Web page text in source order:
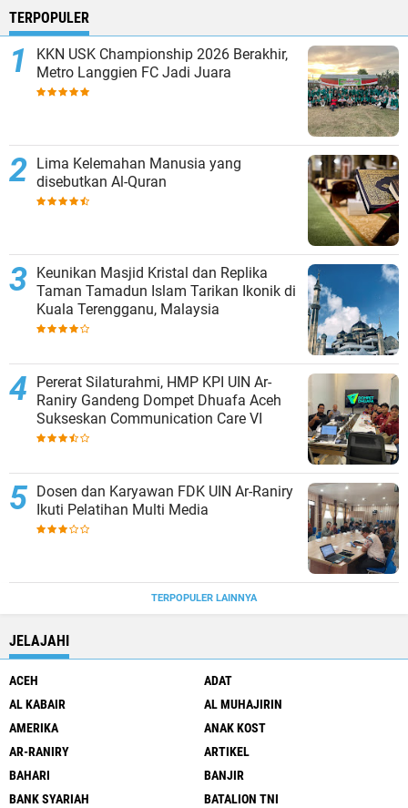
TERPOPULER
KKN USK Championship 2026 Berakhir,
Metro Langgien FC Jadi Juara
Lima Kelemahan Manusia yang
disebutkan Al-Quran
Keunikan Masjid Kristal dan Replika
Taman Tamadun Islam Tarikan Ikonik di
Kuala Terengganu, Malaysia
Pererat Silaturahmi, HMP KPI UIN Ar-
Raniry Gandeng Dompet Dhuafa Aceh
Sukseskan Communication Care VI
Dosen dan Karyawan FDK UIN Ar-Raniry
Ikuti Pelatihan Multi Media
TERPOPULER LAINNYA
JELAJAHI
ACEH
ADAT
AL KABAIR
AL MUHAJIRIN
AMERIKA
ANAK KOST
AR-RANIRY
ARTIKEL
BAHARI
BANJIR
BANK SYARIAH
BATALION TNI